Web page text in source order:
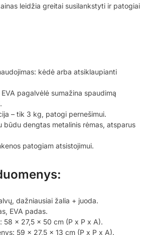
leidžia greitai susilankstyti ir patogiai
kėdė arba atsiklaupianti
pagalvėlė sumažina spaudimą
– tik 3 kg, patogi pernešimui.
būdu dengtas metalinis rėmas, atsparus
patogiam atsistojimui.
dažniausiai žalia + juoda.
EVA padas.
58 x 27,5 x 50 cm (P x P x A).
59 x 27,5 x 13 cm (P x P x A).